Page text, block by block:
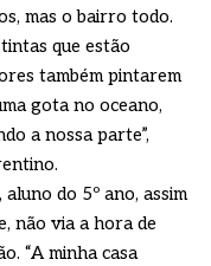
mas o bairro todo.
que estão
também pintarem
gota no oceano,
a nossa parte”,
do 5º ano, assim
não via a hora de
“A minha casa